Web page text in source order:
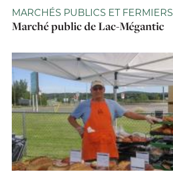
MARCHÉS PUBLICS ET FERMIERS
Marché public de Lac-Mégantic